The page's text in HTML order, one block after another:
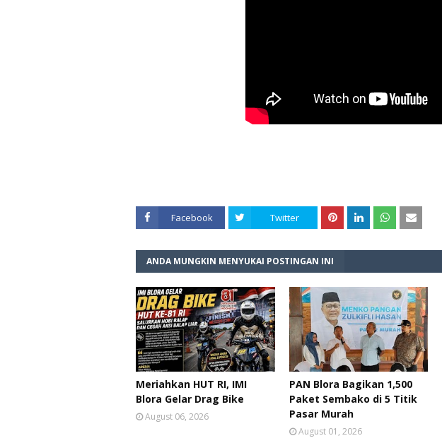
Facebook Twitter
ANDA MUNGKIN MENYUKAI POSTINGAN INI
Meriahkan HUT RI, IMI
Blora Gelar Drag Bike
August 06, 2026
PAN Blora Bagikan 1,500
Paket Sembako di 5 Titik
Pasar Murah
August 01, 2026